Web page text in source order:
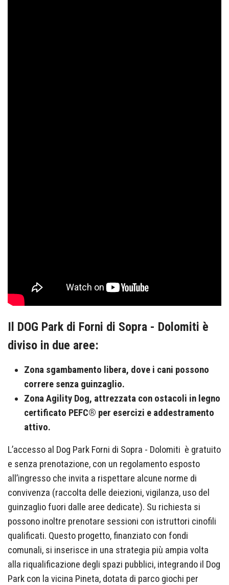
Il DOG Park di Forni di Sopra - Dolomiti è
diviso in due aree:
Zona sgambamento libera, dove i cani possono
correre senza guinzaglio.
Zona Agility Dog, attrezzata con ostacoli in legno
certificato PEFC® per esercizi e addestramento
attivo.
L’accesso al Dog Park Forni di Sopra - Dolomiti è gratuito
e senza prenotazione, con un regolamento esposto
all’ingresso che invita a rispettare alcune norme di
convivenza (raccolta delle deiezioni, vigilanza, uso del
guinzaglio fuori dalle aree dedicate). Su richiesta si
possono inoltre prenotare sessioni con istruttori cinofili
qualificati. Questo progetto, finanziato con fondi
comunali, si inserisce in una strategia più ampia volta
alla riqualificazione degli spazi pubblici, integrando il Dog
Park con la vicina Pineta, dotata di parco giochi per